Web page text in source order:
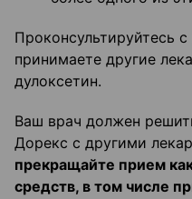
Проконсультируйтесь
принимаете другие
дулоксетин.
Ваш врач должен
Дорекс с другими
прекращайте прием
средств, в том числе